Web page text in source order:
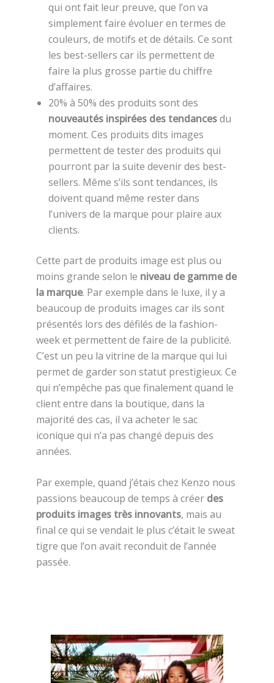
qui ont fait leur preuve, que l’on va
simplement faire évoluer en termes de
couleurs, de motifs et de détails. Ce sont
les best-sellers car ils permettent de
faire la plus grosse partie du chiffre
d’affaires.
20% à 50% des produits sont des
nouveautés inspirées des tendancesdu
moment. Ces produits dits images
permettent de tester des produits qui
pourront par la suite devenir des best-
sellers. Même s’ils sont tendances, ils
doivent quand même rester dans
l’univers de la marque pour plaire aux
clients.
Cette part de produits image est plus ou
moins grande selon le niveau de gamme de
la marque. Par exemple dans le luxe, il y a
beaucoup de produits images car ils sont
présentés lors des défilés de la fashion-
week et permettent de faire de la publicité.
C’est un peu la vitrine de la marque qui lui
permet de garder son statut prestigieux. Ce
qui n’empêche pas que finalement quand le
client entre dans la boutique, dans la
majorité des cas, il va acheter le sac
iconique qui n’a pas changé depuis des
années.
Par exemple, quand j’étais chez Kenzo nous
passions beaucoup de temps à créer des
produits images très innovants, mais au
final ce qui se vendait le plus c’était le sweat
tigre que l’on avait reconduit de l’année
passée.